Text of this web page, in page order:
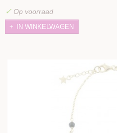
✓ Op voorraad
IN WINKELWAGEN